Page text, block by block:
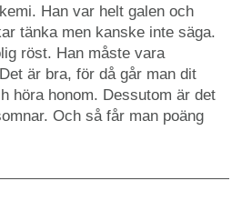
Han var helt galen och
tänka men kanske inte säga.
röst. Han måste vara
är bra, för då går man dit
höra honom. Dessutom är det
Och så får man poäng